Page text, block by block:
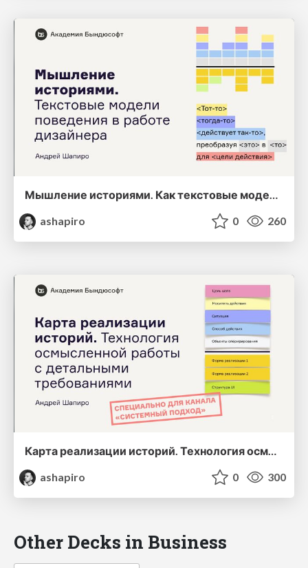
Мышление историями. Как текстовые модели поведения помогают дизайнеру проектировать
ashapiro
0 260
Карта реализации историй. Технология осмысленной работы с детальными требованиями
ashapiro
0 300
Other Decks in Business